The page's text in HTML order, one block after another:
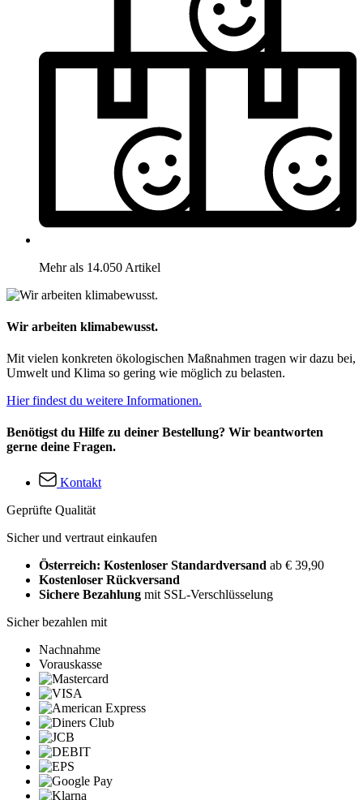
Mehr als 14.050 Artikel
Wir arbeiten klimabewusst.
Mit vielen konkreten ökologischen Maßnahmen tragen wir dazu bei,
Umwelt und Klima so gering wie möglich zu belasten.
Hier findest du weitere Informationen.
Benötigst du Hilfe zu deiner Bestellung? Wir beantworten
gerne deine Fragen.
Kontakt
Geprüfte Qualität
Sicher und vertraut einkaufen
Österreich: Kostenloser Standardversand ab € 39,90
Kostenloser Rückversand
Sichere Bezahlung mit SSL-Verschlüsselung
Sicher bezahlen mit
Nachnahme
Vorauskasse